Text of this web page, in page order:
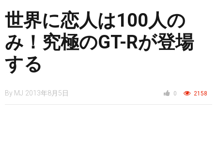
ヘルス・健康
スタイル
世界に恋人は100人の
み！究極のGT-Rが登場
する
By MJ 2013年8月5日 0 2158